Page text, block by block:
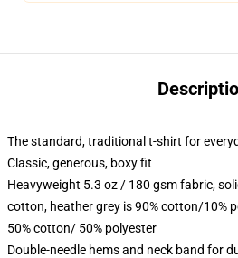
The standard, traditional t-shirt for
Classic, generous, boxy fit
Heavyweight 5.3 oz / 180 gsm fabric,
cotton, heather grey is 90% cotton/10%
50% cotton/ 50% polyester
Double-needle hems and neck band for